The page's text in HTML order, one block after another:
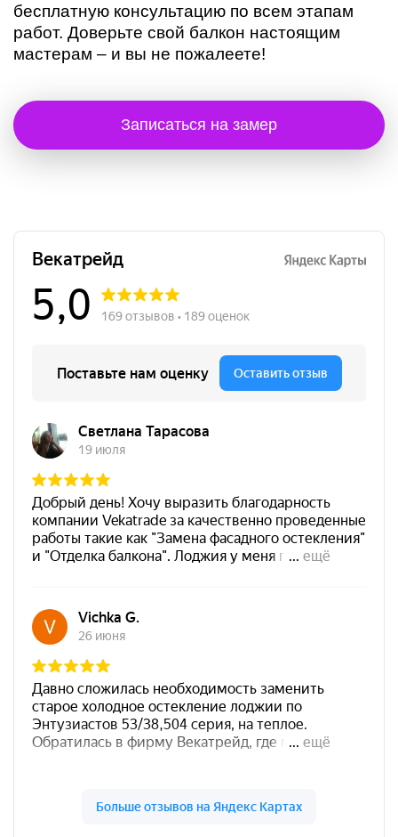
бесплатную консультацию по всем этапам
работ. Доверьте свой балкон настоящим
мастерам – и вы не пожалеете!
Записаться на замер